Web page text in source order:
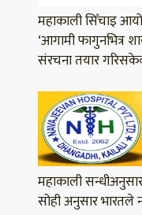
महाकाली सिँचाइ
‘आगामी फागुनभित्र
संरचना तयार
महाकाली
सोही अनुसार भारतले